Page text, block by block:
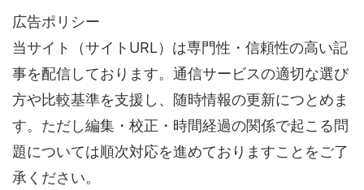
広告ポリシー
当サイト（サイトURL）は専門性・信頼性の高い記
事を配信しております。通信サービスの適切な選び
方や比較基準を支援し、随時情報の更新につとめま
す。ただし編集・校正・時間経過の関係で起こる問
題については順次対応を進めておりますことをご了
承ください。